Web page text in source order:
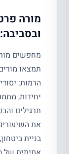
מורה
מחפשים
תמצאו
יחידות,
תרגילים
את
בניית